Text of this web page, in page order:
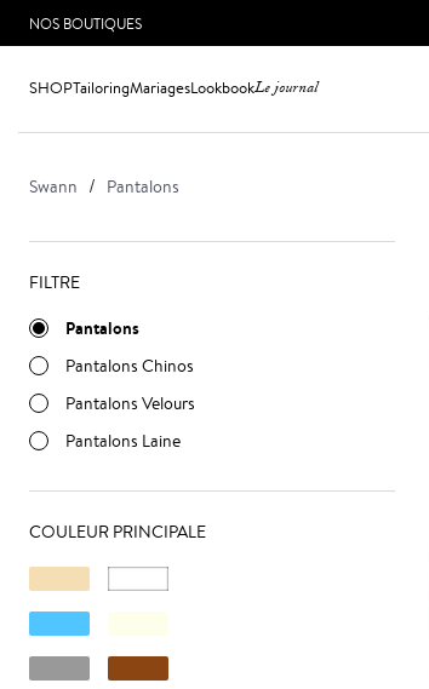
NOS BOUTIQUES
SHOPTailoringMariagesLookbookLe journal
Swann Pantalons
FILTRE
Pantalons
Pantalons Chinos
Pantalons Velours
Pantalons Laine
COULEUR PRINCIPALE